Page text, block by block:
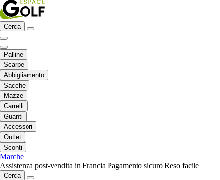
Cerca
Palline
Scarpe
Abbigliamento
Sacche
Mazze
Carrelli
Guanti
Accessori
Outlet
Sconti
Marche
Assistenza post-vendita in Francia Pagamento sicuro Reso facile
Cerca